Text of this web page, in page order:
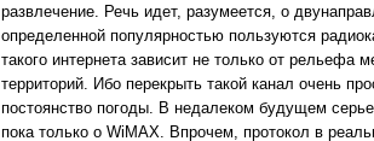
развлечение. Речь идет, разумеется, о
определенной популярностью пользуются
такого интернета зависит не только от
территорий. Ибо перекрыть такой канал очень
постоянство погоды. В недалеком будущем
пока только о WiMAX. Впрочем, протокол в